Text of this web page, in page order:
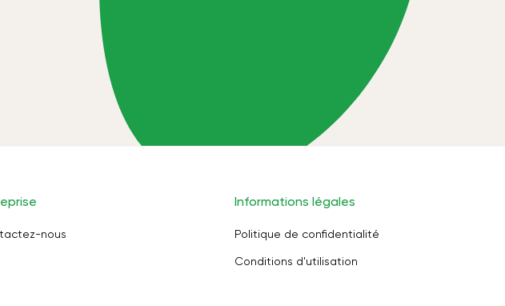
nous
Informations légales
Politique de confidentialité
Conditions d'utilisation